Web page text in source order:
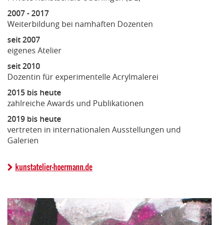
2007 - 2017
Weiterbildung bei namhaften Dozenten
seit 2007
eigenes Atelier
seit 2010
Dozentin für experimentelle Acrylmalerei
2015 bis heute
zahlreiche Awards und Publikationen
2019 bis heute
vertreten in internationalen Ausstellungen und
Galerien
kunstatelier-hoermann.de